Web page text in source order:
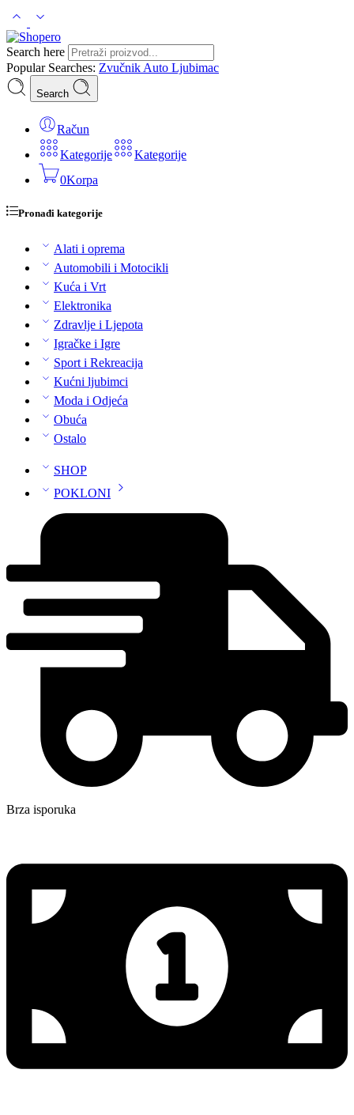
Search here
Popular Searches: Zvučnik Auto Ljubimac
Search
Račun
Kategorije
Kategorije
0Korpa
Pronađi kategorije
Alati i oprema
Automobili i Motocikli
Kuća i Vrt
Elektronika
Zdravlje i Ljepota
Igračke i Igre
Sport i Rekreacija
Kućni ljubimci
Moda i Odjeća
Obuća
Ostalo
SHOP
POKLONI
Brza isporuka